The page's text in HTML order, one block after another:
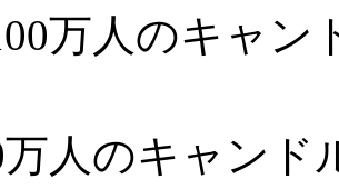
万人のキャ
万人のキャンド